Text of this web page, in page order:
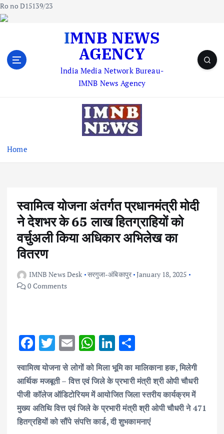
Ro no D15139/23
IMNB NEWS
AGENCY
lndia Media Network Bureau-
IMNB News Agency
Home
स्वामित्व योजना अंतर्गत प्रधानमंत्री मोदी
ने देशभर के 65 लाख हितग्राहियों को
वर्चुअली किया अधिकार अभिलेख का
वितरण
IMNB News Desk सरगुजा-अंबिकापुर January 18, 2025
0 Comments
F
ac
e
b
o
o
T
w
it
te
r
E
m
ai
l
W
h
at
s
A
p
Li
n
k
e
dI
n
h
ar
e
स्वामित्व योजना से लोगों को मिला भूमि का मालिकाना हक, मिलेगी
आर्थिक मजबूती – वित्त एवं जिले के प्रभारी मंत्री श्री ओपी चौधरी
पीजी कॉलेज ऑडिटोरियम में आयोजित जिला स्तरीय कार्यक्रम में
मुख्य अतिथि वित्त एवं जिले के प्रभारी मंत्री श्री ओपी चौधरी ने 471
हितग्रहियों को सौंपे संपत्ति कार्ड, दी शुभकामनाएं